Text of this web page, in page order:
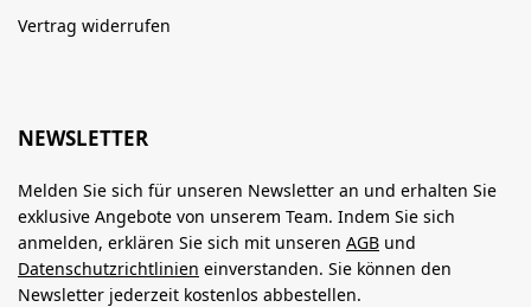
Vertrag widerrufen
NEWSLETTER
Melden Sie sich für unseren Newsletter an und erhalten Sie
exklusive Angebote von unserem Team. Indem Sie sich
anmelden, erklären Sie sich mit unseren AGB und
Datenschutzrichtlinien einverstanden. Sie können den
Newsletter jederzeit kostenlos abbestellen.